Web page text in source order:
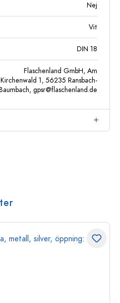
Nej
Vit
DIN 18
Flaschenland GmbH, Am
Kirchenwald 1, 56235 Ransbach-
gpsr@flaschenland.de